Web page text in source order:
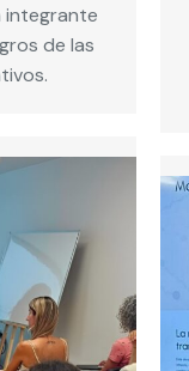
integrante
de las